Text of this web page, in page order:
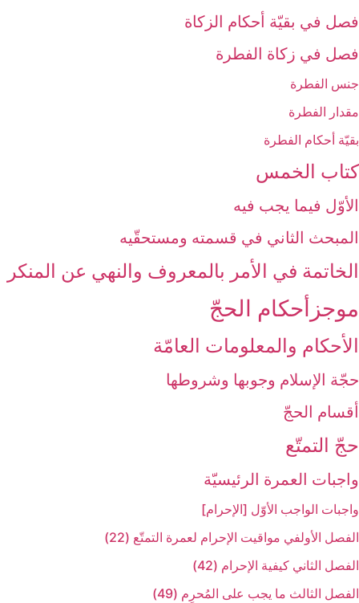
فصل في بقيّة أحكام الزكاة
فصل في زكاة الفطرة
جنس الفطرة
مقدار الفطرة
بقيّة أحكام الفطرة
كتاب الخمس‏
الأوّل فيما يجب فيه‏
المبحث الثاني في قسمته ومستحقّيه‏
الخاتمة في الأمر بالمعروف والنهي عن المنكر
موجزأحكام الحجّ‏
الأحكام والمعلومات العامّة
حجّة الإسلام وجوبها وشروطها
أقسام الحجّ‏
حجّ التمتّع‏
واجبات العمرة الرئيسيّة
واجبات الواجب الأوّل [الإحرام‏]
الفصل الأول‏في مواقيت الإحرام لعمرة التمتّع (22)
الفصل الثاني‏ كيفية الإحرام (42)
الفصل الثالث ‏ما يجب على المُحرِم (49)